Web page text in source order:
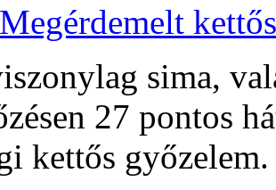
sima,
27 pontos
kettős győzelem.